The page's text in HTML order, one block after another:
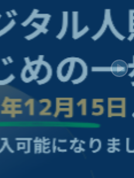
ーニン
性、学びでつ
アセスメ
ニューアルOPEN
今すぐCheck!
チャンネ
ォーメーション）につい
習
トフォーム
試験システムを「紙」
の試験へと迅速に変革
to the F
るのは、人だ
財育成